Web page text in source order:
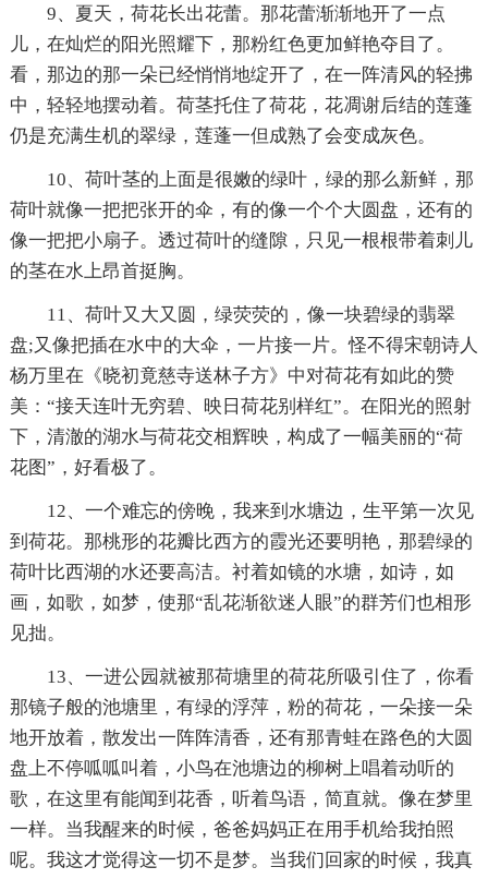
9、夏天，荷花长出花蕾。那花蕾渐渐地开了一点
儿，在灿烂的阳光照耀下，那粉红色更加鲜艳夺目了。
看，那边的那一朵已经悄悄地绽开了，在一阵清风的轻拂
中，轻轻地摆动着。荷茎托住了荷花，花凋谢后结的莲蓬
仍是充满生机的翠绿，莲蓬一但成熟了会变成灰色。
10、荷叶茎的上面是很嫩的绿叶，绿的那么新鲜，那
荷叶就像一把把张开的伞，有的像一个个大圆盘，还有的
像一把把小扇子。透过荷叶的缝隙，只见一根根带着刺儿
的茎在水上昂首挺胸。
11、荷叶又大又圆，绿荧荧的，像一块碧绿的翡翠
盘;又像把插在水中的大伞，一片接一片。怪不得宋朝诗人
杨万里在《晓初竟慈寺送林子方》中对荷花有如此的赞
美：“接天连叶无穷碧、映日荷花别样红”。在阳光的照射
下，清澈的湖水与荷花交相辉映，构成了一幅美丽的“荷
花图”，好看极了。
12、一个难忘的傍晚，我来到水塘边，生平第一次见
到荷花。那桃形的花瓣比西方的霞光还要明艳，那碧绿的
荷叶比西湖的水还要高洁。衬着如镜的水塘，如诗，如
画，如歌，如梦，使那“乱花渐欲迷人眼”的群芳们也相形
见拙。
13、一进公园就被那荷塘里的荷花所吸引住了，你看
那镜子般的池塘里，有绿的浮萍，粉的荷花，一朵接一朵
地开放着，散发出一阵阵清香，还有那青蛙在路色的大圆
盘上不停呱呱叫着，小鸟在池塘边的柳树上唱着动听的
歌，在这里有能闻到花香，听着鸟语，简直就。像在梦里
一样。当我醒来的时候，爸爸妈妈正在用手机给我拍照
呢。我这才觉得这一切不是梦。当我们回家的时候，我真